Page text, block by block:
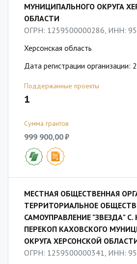
МУНИЦИПАЛЬНОГО ОКРУГА
ОБЛАСТИ
ОГРН: 1259500000286, ИНН:
Херсонская область
Дата регистрации организации:
Поддержанные проекты
1
Сумма грантов
999 900,00 ₽
МЕСТНАЯ ОБЩЕСТВЕННАЯ
ТЕРРИТОРИАЛЬНОЕ
САМОУПРАВЛЕНИЕ "ЗВЕЗДА"
ПЕРЕКОП КАХОВСКОГО
ОКРУГА ХЕРСОНСКОЙ
ОГРН: 1259500000341, ИНН: